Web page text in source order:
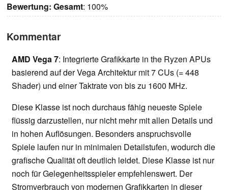
Bewertung: Gesamt: 100%
Kommentar
AMD Vega 7: Integrierte Grafikkarte in the Ryzen APUs
basierend auf der Vega Architektur mit 7 CUs (= 448
Shader) und einer Taktrate von bis zu 1600 MHz.
Diese Klasse ist noch durchaus fähig neueste Spiele
flüssig darzustellen, nur nicht mehr mit allen Details und
in hohen Auflösungen. Besonders anspruchsvolle
Spiele laufen nur in minimalen Detailstufen, wodurch die
grafische Qualität oft deutlich leidet. Diese Klasse ist nur
noch für Gelegenheitsspieler empfehlenswert. Der
Stromverbrauch von modernen Grafikkarten in dieser